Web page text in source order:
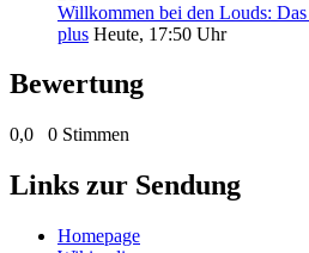
Willkommen bei den Louds:
plus Heute, 17:50 Uhr
Bewertung
0,0 0 Stimmen
Links zur Sendung
Homepage